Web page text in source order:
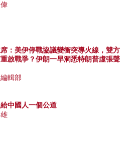
：美伊停戰協議變衝突導火線，雙方
啟戰爭？伊朗一早洞悉特朗普虛張聲
輯部
中國人一個公道